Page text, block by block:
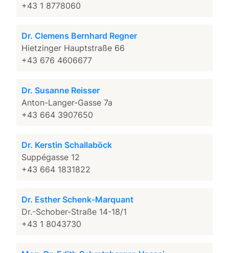
+43 1 8778060
Dr. Clemens Bernhard Regner
Hietzinger Hauptstraße 66
+43 676 4606677
Dr. Susanne Reisser
Anton-Langer-Gasse 7a
+43 664 3907650
Dr. Kerstin Schallaböck
Suppégasse 12
+43 664 1831822
Dr. Esther Schenk-Marquant
Dr.-Schober-Straße 14-18/1
+43 1 8043730